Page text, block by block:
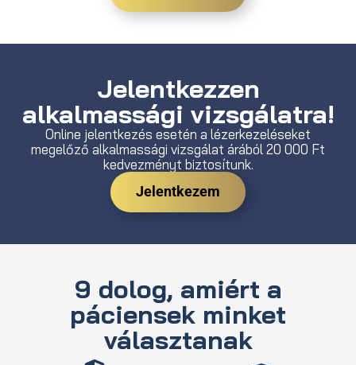
Jelentkezzen
alkalmassági vizsgálatra!
Online jelentkezés esetén a lézerkezeléseket
megelőző alkalmassági vizsgálat árából 20 000 Ft
kedvezményt biztosítunk.
Jelentkezem
9 dolog, amiért a
páciensek minket
választanak